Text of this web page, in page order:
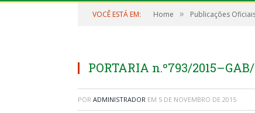
VOCÊ ESTÁ EM: Home » Publicações
PORTARIA n.º793/
POR ADMINISTRADOR EM 5 DE NOVEMBRO DE 2015